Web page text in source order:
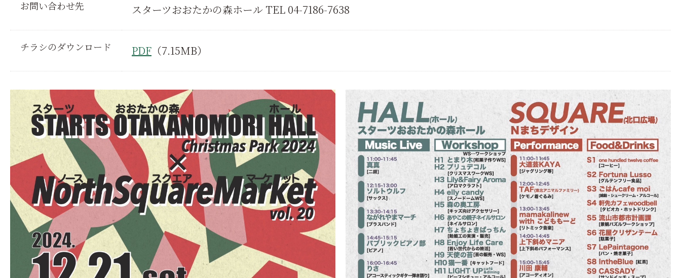
お問い合わせ先 スターツおおたかの森ホール TEL 04-7186-7638
チラシのダウンロード PDF （7.15MB）